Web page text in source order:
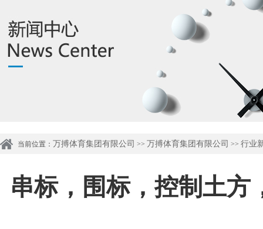
当前位置： 万搏体育集团有限公司 >> 万搏体育集团有限公司 >> 行业
串标，围标，控制土方